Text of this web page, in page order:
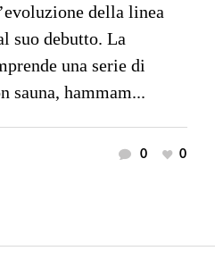
della linea
suo debutto. La
una serie di
sauna, hammam...
0 0